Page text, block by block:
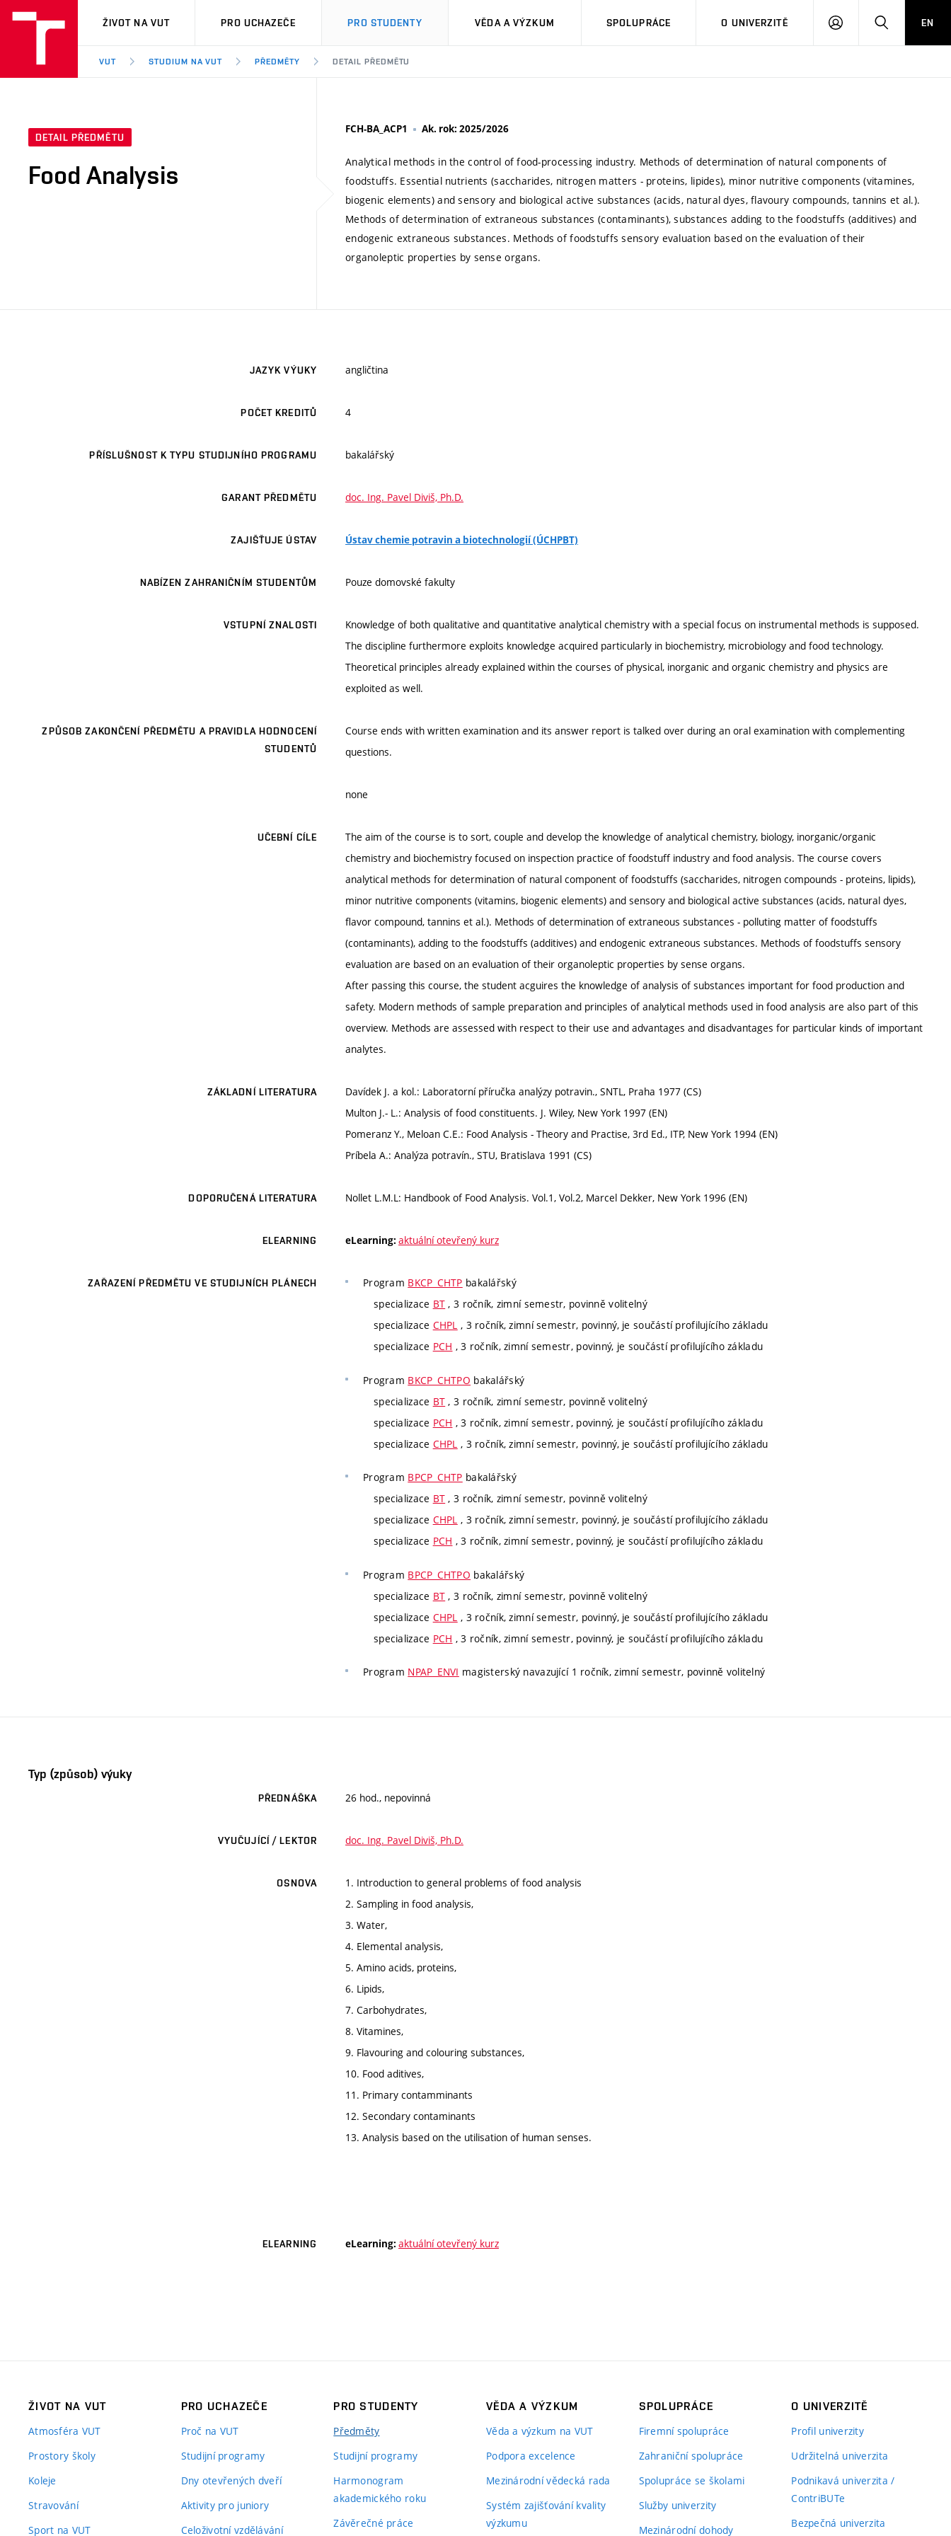
VUT
ŽIVOT NA VUT PRO UCHAZEČE PRO STUDENTY VĚDA A VÝZKUM SPOLUPRÁCE O UNIVERZITĚ
PŘIHLÁSIT HLEDATEN
VUT STUDIUM NA VUT PŘEDMĚTY DETAIL PŘEDMĚTU
DETAIL PŘEDMĚTU
Food Analysis
FCH-BA_ACP1 Ak. rok: 2025/2026
Analytical methods in the control of food-processing industry. Methods of determination of natural components of
foodstuffs. Essential nutrients (saccharides, nitrogen matters - proteins, lipides), minor nutritive components (vitamines,
biogenic elements) and sensory and biological active substances (acids, natural dyes, flavoury compounds, tannins et al.).
Methods of determination of extraneous substances (contaminants), substances adding to the foodstuffs (additives) and
endogenic extraneous substances. Methods of foodstuffs sensory evaluation based on the evaluation of their
organoleptic properties by sense organs.
JAZYK VÝUKY angličtina
POČET KREDITŮ 4
PŘÍSLUŠNOST K TYPU STUDIJNÍHO PROGRAMU bakalářský
GARANT PŘEDMĚTU doc. Ing. Pavel Diviš, Ph.D.
ZAJIŠŤUJE ÚSTAV Ústav chemie potravin a biotechnologií (ÚCHPBT)
NABÍZEN ZAHRANIČNÍM STUDENTŮM Pouze domovské fakulty
VSTUPNÍ ZNALOSTI
Knowledge of both qualitative and quantitative analytical chemistry with a special focus on instrumental methods is supposed.
The discipline furthermore exploits knowledge acquired particularly in biochemistry, microbiology and food technology.
Theoretical principles already explained within the courses of physical, inorganic and organic chemistry and physics are
exploited as well.
ZPŮSOB ZAKONČENÍ PŘEDMĚTU A PRAVIDLA HODNOCENÍ
STUDENTŮ
Course ends with written examination and its answer report is talked over during an oral examination with complementing
questions.
none
UČEBNÍ CÍLE
The aim of the course is to sort, couple and develop the knowledge of analytical chemistry, biology, inorganic/organic
chemistry and biochemistry focused on inspection practice of foodstuff industry and food analysis. The course covers
analytical methods for determination of natural component of foodstuffs (saccharides, nitrogen compounds - proteins, lipids),
minor nutritive components (vitamins, biogenic elements) and sensory and biological active substances (acids, natural dyes,
flavor compound, tannins et al.). Methods of determination of extraneous substances - polluting matter of foodstuffs
(contaminants), adding to the foodstuffs (additives) and endogenic extraneous substances. Methods of foodstuffs sensory
evaluation are based on an evaluation of their organoleptic properties by sense organs.
After passing this course, the student acguires the knowledge of analysis of substances important for food production and
safety. Modern methods of sample preparation and principles of analytical methods used in food analysis are also part of this
overview. Methods are assessed with respect to their use and advantages and disadvantages for particular kinds of important
analytes.
ZÁKLADNÍ LITERATURA
Davídek J. a kol.: Laboratorní příručka analýzy potravin., SNTL, Praha 1977 (CS)
Multon J.- L.: Analysis of food constituents. J. Wiley, New York 1997 (EN)
Pomeranz Y., Meloan C.E.: Food Analysis - Theory and Practise, 3rd Ed., ITP, New York 1994 (EN)
Príbela A.: Analýza potravín., STU, Bratislava 1991 (CS)
DOPORUČENÁ LITERATURA Nollet L.M.L: Handbook of Food Analysis. Vol.1, Vol.2, Marcel Dekker, New York 1996 (EN)
ELEARNING eLearning: aktuální otevřený kurz
ZAŘAZENÍ PŘEDMĚTU VE STUDIJNÍCH PLÁNECH Program BKCP_CHTP bakalářský
specializace BT , 3 ročník, zimní semestr, povinně volitelný
specializace CHPL , 3 ročník, zimní semestr, povinný, je součástí profilujícího základu
specializace PCH , 3 ročník, zimní semestr, povinný, je součástí profilujícího základu
Program BKCP_CHTPO bakalářský
specializace BT , 3 ročník, zimní semestr, povinně volitelný
specializace PCH , 3 ročník, zimní semestr, povinný, je součástí profilujícího základu
specializace CHPL , 3 ročník, zimní semestr, povinný, je součástí profilujícího základu
Program BPCP_CHTP bakalářský
specializace BT , 3 ročník, zimní semestr, povinně volitelný
specializace CHPL , 3 ročník, zimní semestr, povinný, je součástí profilujícího základu
specializace PCH , 3 ročník, zimní semestr, povinný, je součástí profilujícího základu
Program BPCP_CHTPO bakalářský
specializace BT , 3 ročník, zimní semestr, povinně volitelný
specializace CHPL , 3 ročník, zimní semestr, povinný, je součástí profilujícího základu
specializace PCH , 3 ročník, zimní semestr, povinný, je součástí profilujícího základu
Program NPAP_ENVI magisterský navazující 1 ročník, zimní semestr, povinně volitelný
Typ (způsob) výuky
PŘEDNÁŠKA 26 hod., nepovinná
VYUČUJÍCÍ / LEKTOR doc. Ing. Pavel Diviš, Ph.D.
OSNOVA
1. Introduction to general problems of food analysis
2. Sampling in food analysis,
3. Water,
4. Elemental analysis,
5. Amino acids, proteins,
6. Lipids,
7. Carbohydrates,
8. Vitamines,
9. Flavouring and colouring substances,
10. Food aditives,
11. Primary contamminants
12. Secondary contaminants
13. Analysis based on the utilisation of human senses.
ELEARNING eLearning: aktuální otevřený kurz
ŽIVOT NA VUT
Atmosféra VUT
Prostory školy
Koleje
Stravování
Sport na VUT
PRO UCHAZEČE
Proč na VUT
Studijní programy
Dny otevřených dveří
Aktivity pro juniory
Celoživotní vzdělávání
PRO STUDENTY
Předměty
Studijní programy
Harmonogram
akademického roku
Závěrečné práce
VĚDA A VÝZKUM
Věda a výzkum na VUT
Podpora excelence
Mezinárodní vědecká rada
Systém zajišťování kvality
výzkumu
SPOLUPRÁCE
Firemní spolupráce
Zahraniční spolupráce
Spolupráce se školami
Služby univerzity
Mezinárodní dohody
O UNIVERZITĚ
Profil univerzity
Udržitelná univerzita
Podnikavá univerzita /
ContriBUTe
Bezpečná univerzita